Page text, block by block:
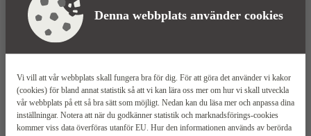
Denna webbplats använder cookies
Vi vill att vår webbplats skall fungera bra för dig. För att göra det använder vi kakor
(cookies) för bland annat statistik så att vi kan lära oss mer om hur vi skall utveckla
vår webbplats på ett så bra sätt som möjligt. Nedan kan du läsa mer och anpassa dina
inställningar. Notera att när du godkänner statistik och marknadsförings-cookies
kommer viss data överföras utanför EU. Hur den informationen används av berörda
Våra säljkontor